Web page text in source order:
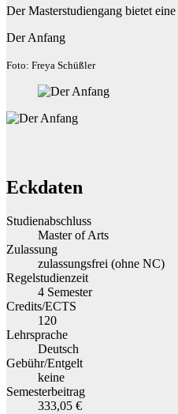
Der Masterstudiengang bietet
Der Anfang
Foto: Freya Schüßler
Eckdaten
Studienabschluss
Master of Arts
Zulassung
zulassungsfrei (ohne NC)
Regelstudienzeit
4 Semester
Credits/ECTS
120
Lehrsprache
Deutsch
Gebühr/Entgelt
keine
Semesterbeitrag
333,05 €